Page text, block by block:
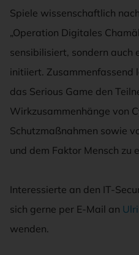
Spiele wissenschaftlich
„Operation Digitales
sensibilisiert, sondern auch
initiiert. Zusammenfassend
das Serious Game den
Wirkzusammenhänge von
Schutzmaßnahmen sowie
und dem Faktor Mensch zu
Interessierte an den IT-
sich gerne per E-Mail an
wenden.